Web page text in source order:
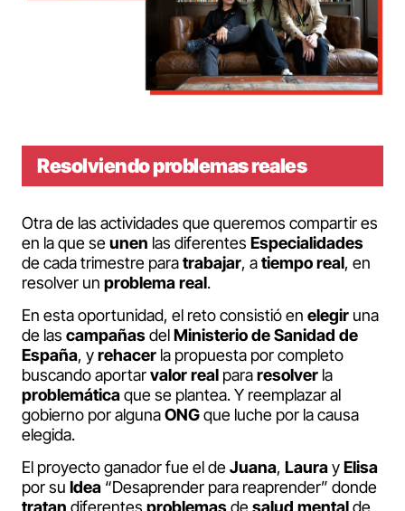
Resolviendo problemas reales
Otra de las actividades que queremos compartir es
en la que seunen las diferentes Especialidades
de cada trimestre paratrabajar, atiemporeal, en
resolver un problemareal.
En esta oportunidad, el reto consistió en elegir una
de las campañasdelMinisterio de Sanidad de
España, yrehacer la propuesta por completo
buscando aportarvalorreal pararesolver la
problemáticaque se plantea. Y reemplazar al
gobierno por algunaONGque luche por la causa
elegida.
El proyecto ganador fue el deJuana, LaurayElisa
por su Idea “Desaprender para reaprender” donde
tratan diferentes problemasdesalud mentalde